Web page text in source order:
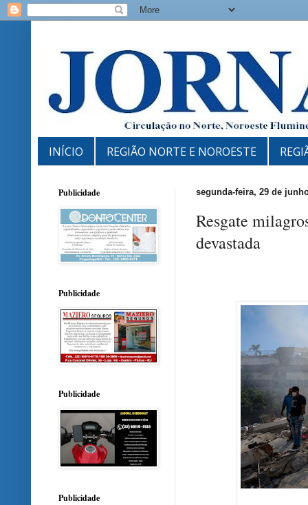
INÍCIO REGIÃO NORTE E NOROESTE
segunda-feira, 29 de
Resgate
devastada
Publicidade
Publicidade
Publicidade
Publicidade